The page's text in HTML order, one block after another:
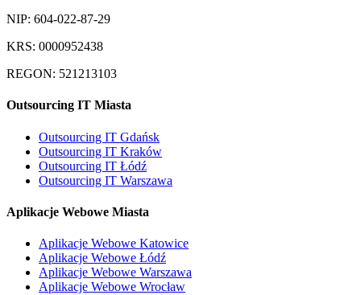
NIP: 604-022-87-29
KRS: 0000952438
REGON: 521213103
Outsourcing IT Miasta
Outsourcing IT Gdańsk
Outsourcing IT Kraków
Outsourcing IT Łódź
Outsourcing IT Warszawa
Aplikacje Webowe Miasta
Aplikacje Webowe Katowice
Aplikacje Webowe Łódź
Aplikacje Webowe Warszawa
Aplikacje Webowe Wrocław